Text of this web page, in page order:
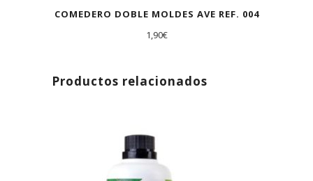
COMEDERO DOBLE MOLDES AVE REF. 004
1,90€
Productos relacionados